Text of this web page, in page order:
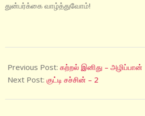
துன்பர்க்கை வாழ்த்துவோம்!
01-
15
Previous Post: கற்றல் இனிது – அழிப்பான்
Next Post: குட்டி சச்சின் – 2